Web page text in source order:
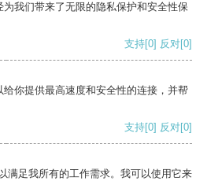
我们带来了无限的隐私保护和安全性保
支持[0] 反对[0]
你提供最高速度和安全性的连接，并帮
支持[0] 反对[0]
满足我所有的工作需求。我可以使用它来